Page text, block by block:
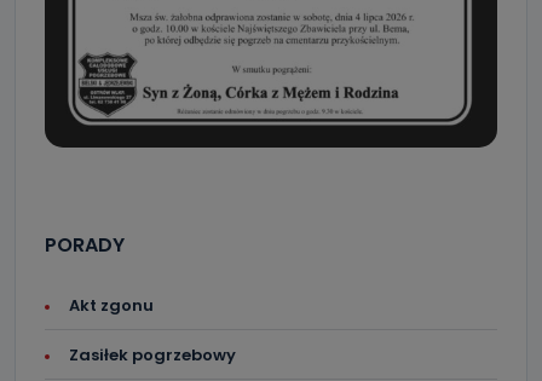
PORADY
Akt zgonu
Zasiłek pogrzebowy